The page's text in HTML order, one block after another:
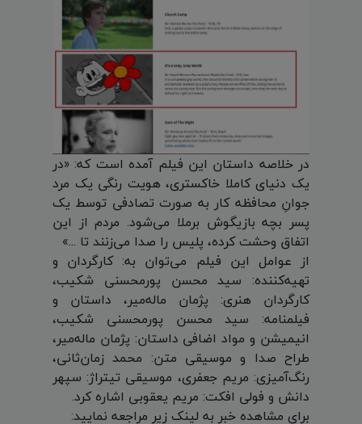
در خلاصه داستان این فیلم آمده است که: «در
یک دنیای کاملا خاکستری، هویت رنگی یک مرد
جوانِ محافظه‌ کار به صورت تصادفی توسط یک
پسر بچه بازیگوش بر‌ملا می‌شود. مردم از این
اتفاق وحشت کرده، پلیس را صدا می‌زنند تا ...»
از عوامل این فیلم می‌توان به: کارگردان و
تهیه‌کننده: سید محسن پورمحسنی شکیب،
کارگردان هنری: پژمان ماله‌میر، داستان و
فیلمنامه: سید محسن پورمحسنی شکیب،
انیمیشن و مواد اضافی داستان: پژمان ماله‌میر،
طراح صدا و موسیقی متن: محمد زمان‌ثانی،
رنگ‌آمیزی: مریم جعفری، موسیقی تیتراژ: سپهر
دانش و فولی افکت: مریم یعقوبی اشاره کرد.
برای مشاهده خبر به لینک زیر مراجعه نمایید: